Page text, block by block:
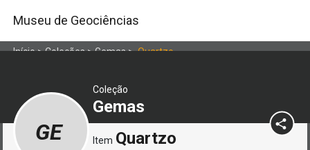
Museu de Geociências
Início>Coleções>Gemas>Quartzo
Coleção
Gemas
GE Item Quartzo